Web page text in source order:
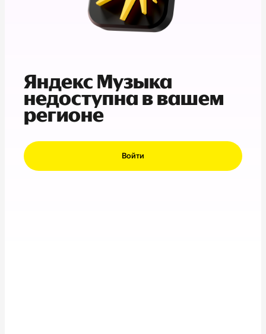
Яндекс Музыка
недоступна в вашем
регионе
Войти